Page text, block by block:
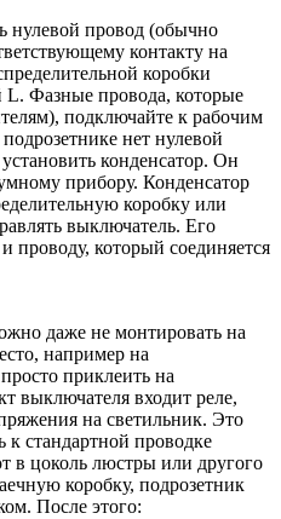
нулевой провод (обычно
контакту на
коробки
L. Фазные провода, которые
подключайте к рабочим
нет нулевой
конденсатор. Он
прибору. Конденсатор
коробку или
выключатель. Его
который соединяется
даже не монтировать на
например на
приклеить на
выключателя входит реле,
на светильник. Это
стандартной проводке
в цоколь люстры или другого
коробку, подрозетник
После этого: